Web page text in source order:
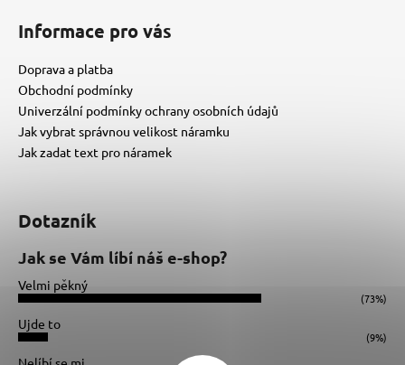
Informace pro vás
Doprava a platba
Obchodní podmínky
Univerzální podmínky ochrany osobních údajů
Jak vybrat správnou velikost náramku
Jak zadat text pro náramek
Dotazník
Jak se Vám líbí náš e-shop?
Velmi pěkný
(73%)
Ujde to
(9%)